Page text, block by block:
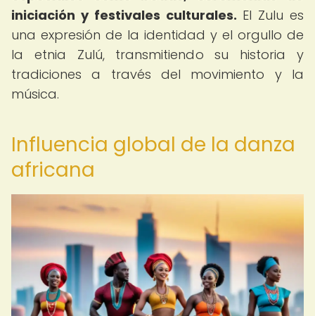
iniciación y festivales culturales. El Zulu es
una expresión de la identidad y el orgullo de
la etnia Zulú, transmitiendo su historia y
tradiciones a través del movimiento y la
música.
Influencia global de la danza
africana